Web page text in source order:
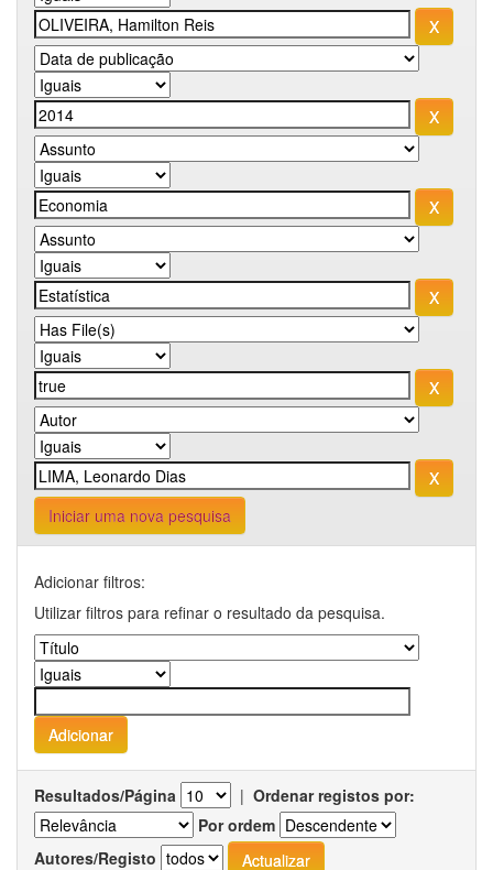
Iniciar uma nova pesquisa
Adicionar filtros:
Utilizar filtros para refinar o resultado da pesquisa.
Resultados/Página | Ordenar registos por:
Por ordem
Autores/Registo